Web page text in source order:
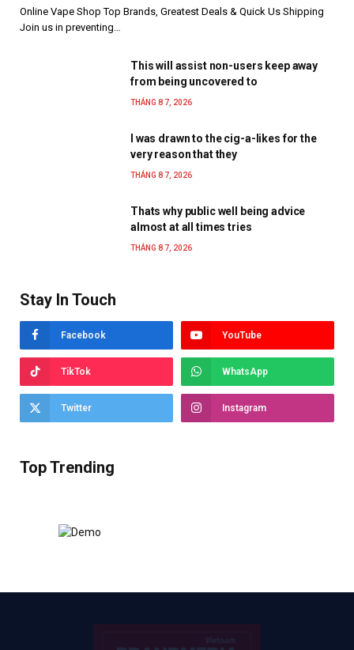
Online Vape Shop Top Brands, Greatest Deals & Quick Us Shipping
Join us in preventing…
This will assist non-users keep away
from being uncovered to
THÁNG 8 7, 2026
I was drawn to the cig-a-likes for the
very reason that they
THÁNG 8 7, 2026
Thats why public well being advice
almost at all times tries
THÁNG 8 7, 2026
Stay In Touch
Facebook YouTube
TikTok WhatsApp
Twitter Instagram
Top Trending